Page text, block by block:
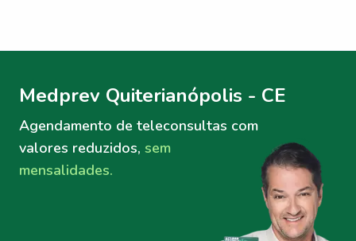
Medprev Quiterianópolis - CE
Agendamento de teleconsultas com
valores reduzidos, sem
mensalidades.